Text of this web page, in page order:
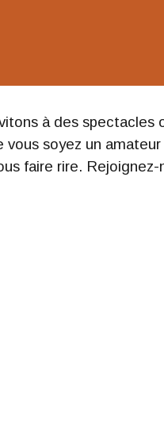
à des spectacles
vous soyez un
faire rire.